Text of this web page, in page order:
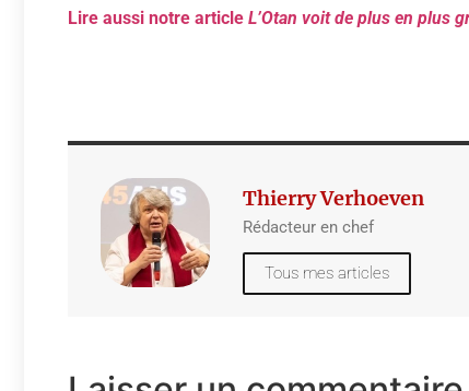
Lire aussi notre article L’Otan voit de plus en plus
Thierry Verhoeven
Rédacteur en chef
Tous mes articles